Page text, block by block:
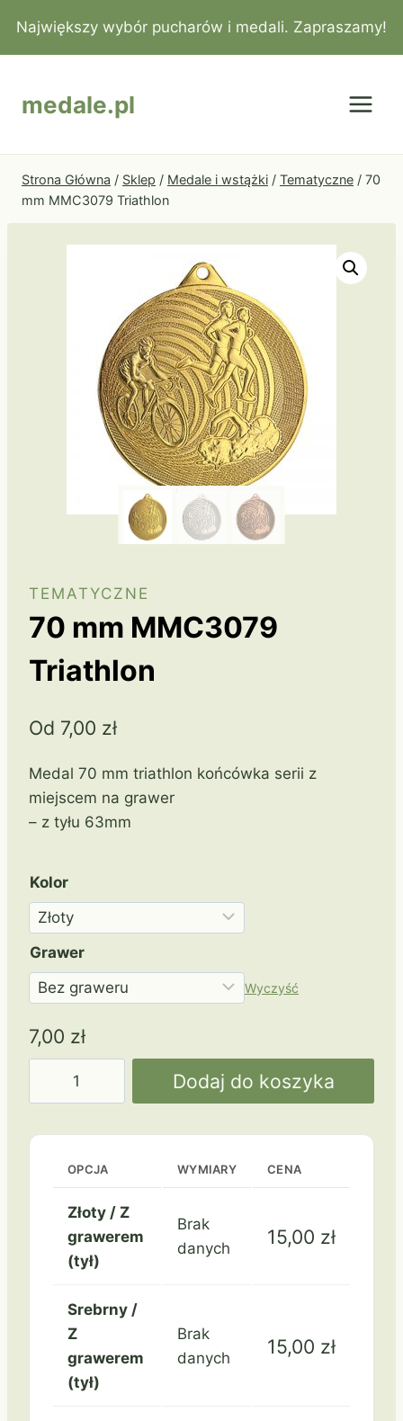
do
treści
Największy wybór pucharów i medali. Zapraszamy!
medale.pl
Strona Główna / Sklep / Medale i wstążki / Tematyczne / 70
mm MMC3079 Triathlon
TEMATYCZNE
70 mm MMC3079
Triathlon
Od 7,00 zł
Medal 70 mm triathlon końcówka serii z
miejscem na grawer
– z tyłu 63mm
Kolor
Grawer
Wyczyść
7,00 zł
MMC3079
Triathlon
Dodaj do koszyka
OPCJA WYMIARY CENA
Złoty / Z
grawerem
(tył)
Brak
danych
15,00 zł
Srebrny /
Z
grawerem
(tył)
Brak
danych
15,00 zł